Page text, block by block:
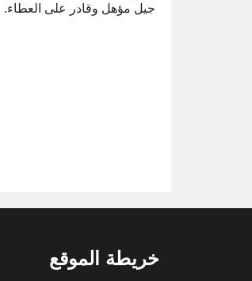
جيل مؤهل وقادر على العطاء.
خريطة الموقع